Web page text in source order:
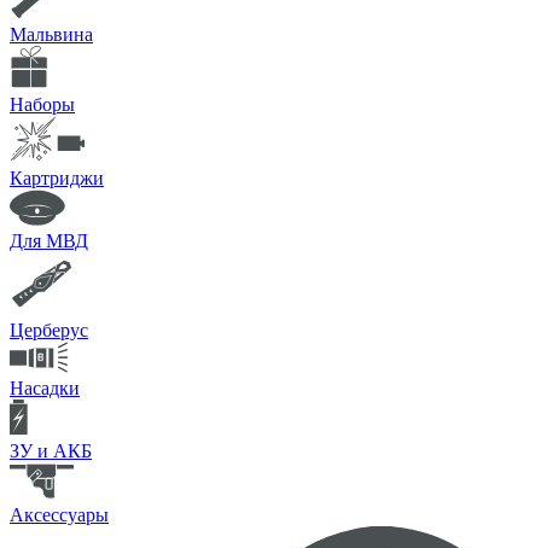
Мальвина
Наборы
Картриджи
Для МВД
Церберус
Насадки
ЗУ и АКБ
Аксессуары